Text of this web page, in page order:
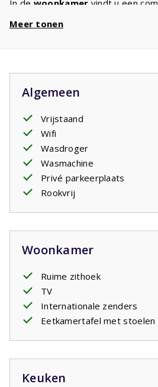
In de woonkamer vindt u een
gezellige maaltijd voor het hele
Op debegane grond
beide met een tweepersoonsbed.
badkamer en een apart toilet. Op
ruime kinderslaapkamer met drie
liefst zes slaapplaatsen. Voor
favoriete plek van het huis. Op
een tweede badkamer en een
Via de woonkamer loopt u naar het
Een heerlijke plek om samen te
de tuin zorgen bomen en struiken
zodat u op elk moment van de
zon en schaduw.
Meer tonen
Algemeen
Vrijstaand
Wifi
Wasdroger
Wasmachine
Privé parkeerplaats
Rookvrij
Woonkamer
Ruime zithoek
TV
Internationale zenders
Eetkamertafel met stoelen
Keuken